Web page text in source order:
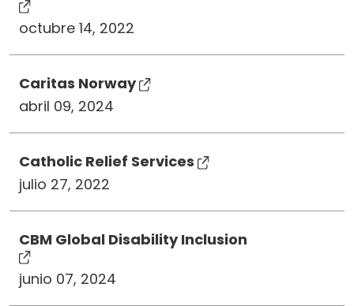
octubre 14, 2022
Caritas Norway
abril 09, 2024
Catholic Relief Services
julio 27, 2022
CBM Global Disability Inclusion
junio 07, 2024